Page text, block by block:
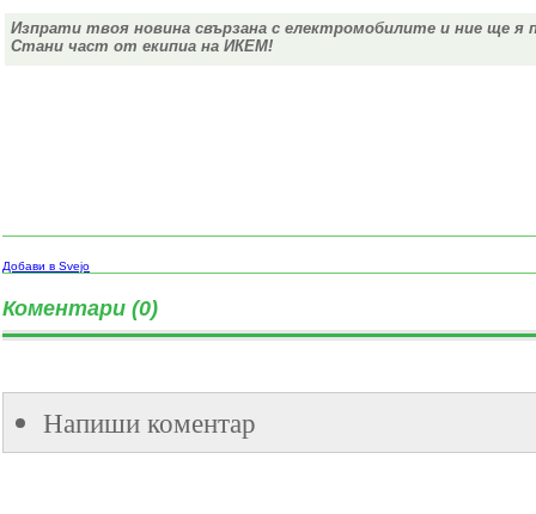
Изпрати твоя новина свързана с електромобилите и ние ще я
Стани част от екипиа на ИКЕМ!
Добави в Svejo
Коментари (0)
Напиши коментар